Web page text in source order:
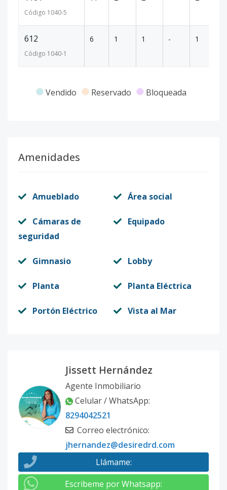
Código 1040-5
612
Código 1040-1
6 1 1 - 1
Vendido Reservado Bloqueada
Amenidades
Amueblado Área social
Cámaras de
seguridad
Equipado
Gimnasio Lobby
Planta Planta Eléctrica
Portón Eléctrico Vista al Mar
Jissett Hernández
Agente Inmobiliario
Celular / WhatsApp:
8294042521
Correo electrónico:
jhernandez@desiredrd.com
Llámame:
Escribeme por Whatsapp: